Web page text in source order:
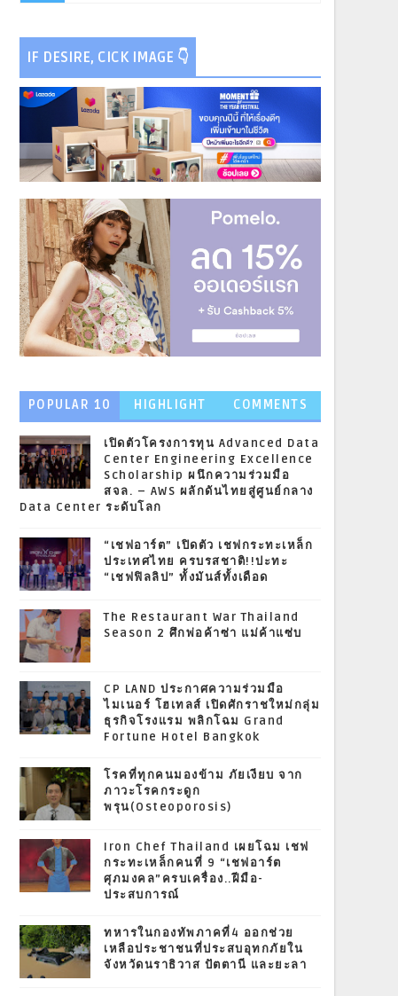
IF DESIRE, CICK IMAGE 👇
POPULAR 10
HIGHLIGHT
COMMENTS
เปิดตัวโครงการทุน Advanced Data
Center Engineering Excellence
Scholarship ผนึกความร่วมมือ
สจล. – AWS ผลักดันไทยสู่ศูนย์กลาง
Data Center ระดับโลก
“เชฟอาร์ต” เปิดตัว เชฟกระทะเหล็ก
ประเทศไทย ครบรสชาติ!!ปะทะ
“เชฟฟิลลิป” ทั้งมันส์ทั้งเดือด
The Restaurant War Thailand
Season 2 ศึกพ่อค้าซ่า แม่ค้าแซ่บ
CP LAND ประกาศความร่วมมือ
ไมเนอร์ โฮเทลส์ เปิดศักราชใหม่กลุ่ม
ธุรกิจโรงแรม พลิกโฉม Grand
Fortune Hotel Bangkok
โรคที่ทุกคนมองข้าม ภัยเงียบ จาก
ภาวะโรคกระดูก
พรุน(Osteoporosis)
Iron Chef Thailand เผยโฉม เชฟ
กระทะเหล็กคนที่ 9 “เชฟอาร์ต
ศุภมงคล”ครบเครื่อง..ฝีมือ-
ประสบการณ์
ทหารในกองทัพภาคที่4 ออกช่วย
เหลือประชาชนที่ประสบอุทกภัยใน
จังหวัดนราธิวาส ปัตตานี และยะลา